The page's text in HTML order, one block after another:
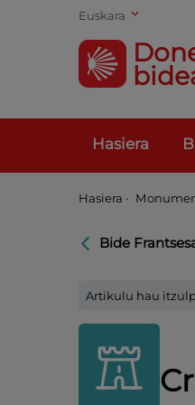
Euskara
Hasiera
Hasiera ·
Bide
Artikulu hau